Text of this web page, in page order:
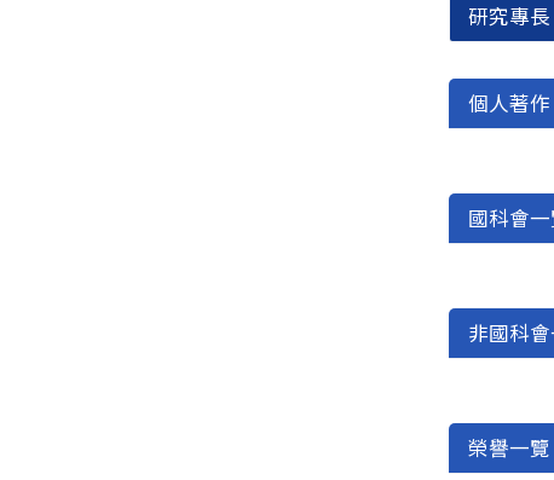
研究專長
個人著作
國科會
非國科
榮譽一覽